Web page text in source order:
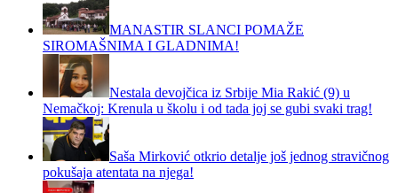
MANASTIR SLANCI POMAŽE
SIROMAŠNIMA I GLADNIMA!
Nestala devojčica iz Srbije Mia Rakić (9) u
Nemačkoj: Krenula u školu i od tada joj se gubi svaki trag!
Saša Mirković otkrio detalje još jednog stravičnog
pokušaja atentata na njega!